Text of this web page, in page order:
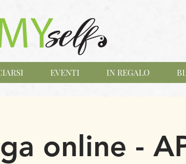
EVENTI IN REGALO
online -